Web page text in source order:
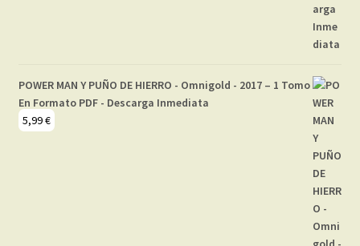
POWER MAN Y PUÑO DE HIERRO - Omnigold - 2017 – 1 Tomo
En Formato PDF - Descarga Inmediata
5,99€